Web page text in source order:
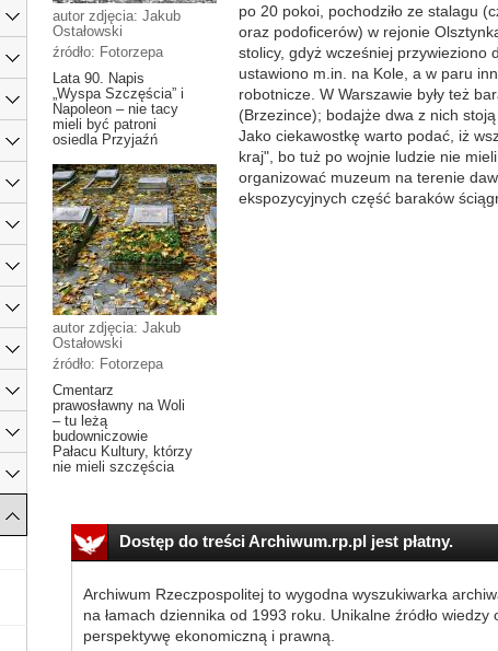
autor zdjęcia: Jakub
Ostałowski
źródło: Fotorzepa
Lata 90. Napis
„Wyspa Szczęścia” i
Napoleon – nie tacy
mieli być patroni
osiedla Przyjaźń
autor zdjęcia: Jakub
Ostałowski
źródło: Fotorzepa
Cmentarz
prawosławny na Woli
– tu leżą
budowniczowie
Pałacu Kultury, którzy
nie mieli szczęścia
po 20 pokoi, pochodziło ze stalagu
oraz podoficerów) w rejonie
stolicy, gdyż wcześniej przywieziono
ustawiono m.in. na Kole, a w paru
robotnicze. W Warszawie były też
(Brzezince); bodajże dwa z nich
Jako ciekawostkę warto podać, iż
kraj", bo tuż po wojnie ludzie nie
organizować muzeum na terenie
ekspozycyjnych część baraków
Dostęp do treści Archiwum.rp.pl jest płatny.
Archiwum Rzeczpospolitej to wygodna wyszukiwarka
na łamach dziennika od 1993 roku. Unikalne źródło
perspektywę ekonomiczną i prawną.